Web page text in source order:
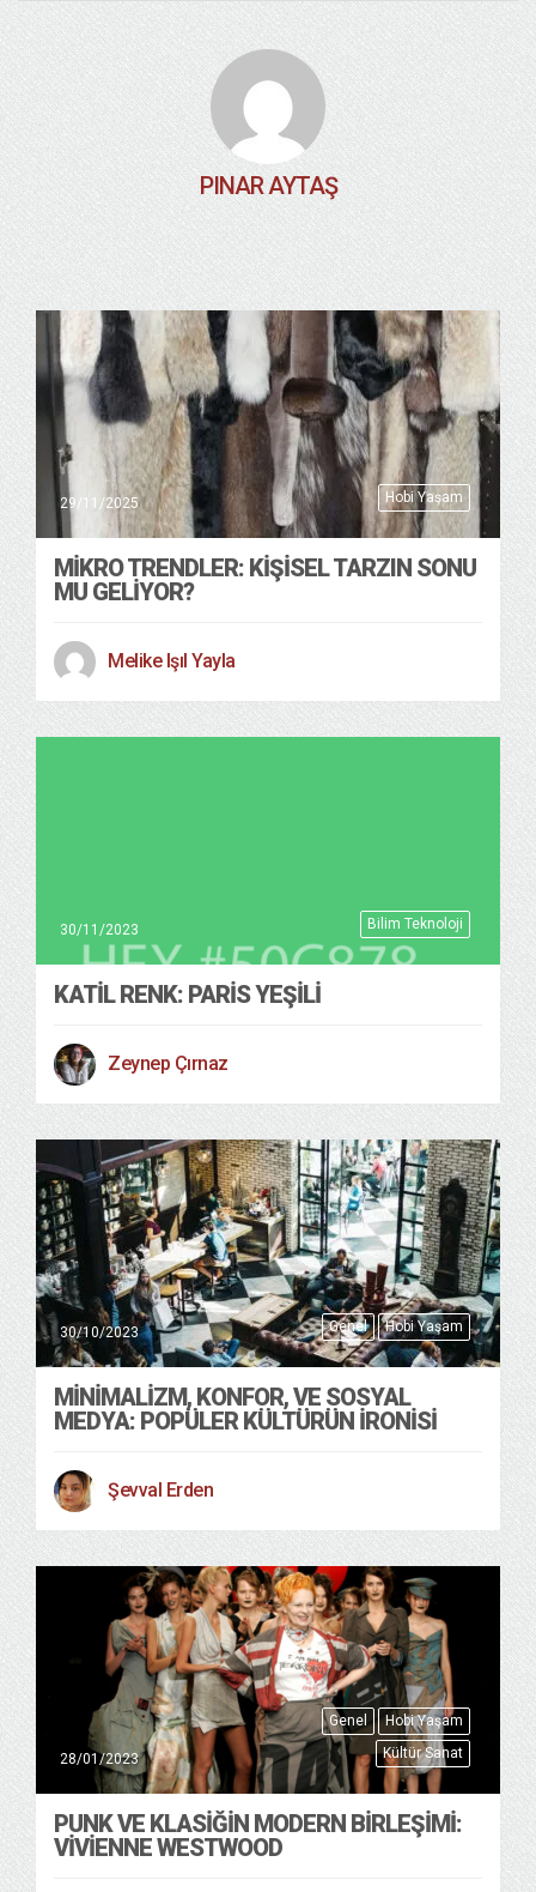
PINAR AYTAŞ
Hobi Yaşam
29/11/2025
MIKRO TRENDLER: KIŞISEL TARZIN SONU
MU GELIYOR?
Melike Işıl Yayla
Bilim Teknoloji
30/11/2023
KATIL RENK: PARIS YEŞILI
Zeynep Çırnaz
Genel Hobi Yaşam
30/10/2023
MİNİMALİZM, KONFOR, VE SOSYAL
MEDYA: POPÜLER KÜLTÜRÜN İRONİSİ
Şevval Erden
Genel
Hobi Yaşam
Kültür Sanat
28/01/2023
PUNK VE KLASIĞIN MODERN BIRLEŞIMI:
VIVIENNE WESTWOOD